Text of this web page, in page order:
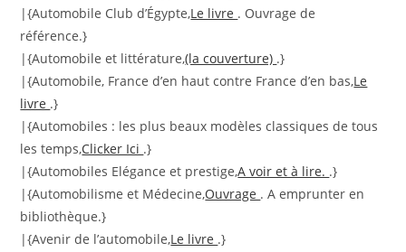
|{Automobile Club d’Égypte,Le livre . Ouvrage de
référence.}
|{Automobile et littérature,(la couverture) .}
|{Automobile, France d’en haut contre France d’en bas,Le
livre .}
|{Automobiles : les plus beaux modèles classiques de tous
les temps,Clicker Ici .}
|{Automobiles Elégance et prestige,A voir et à lire. .}
|{Automobilisme et Médecine,Ouvrage . A emprunter en
bibliothèque.}
|{Avenir de l’automobile,Le livre .}